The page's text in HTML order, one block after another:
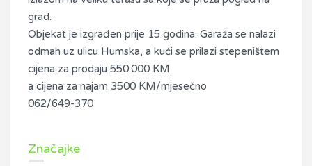
grad.
Objekat je izgrađen prije 15 godina. Garaža se nalazi
odmah uz ulicu Humska, a kući se prilazi stepeništem
cijena za prodaju 550.000 KM
a cijena za najam 3500 KM/mjesečno
062/649-370
Značajke